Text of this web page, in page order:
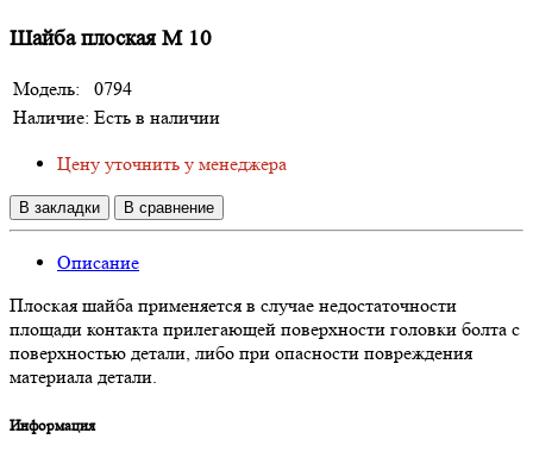
Шайба плоская М 10
Модель:
0794
Наличие: Есть в наличии
Цену уточнить у менеджера
В закладки В сравнение
Описание
Плоская шайба применяется в случае недостаточности
площади контакта прилегающей поверхности головки болта с
поверхностью детали, либо при опасности повреждения
материала детали.
Информация